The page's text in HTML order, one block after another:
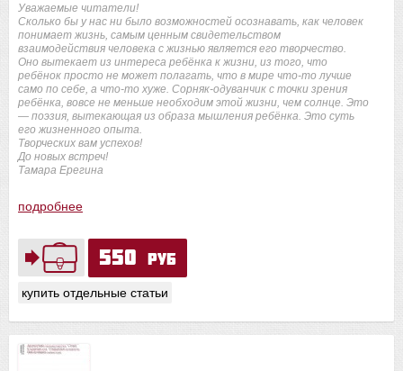
550 руб
купить отдельные статьи
Уважаемые читатели!
Сколько бы у нас ни было возможностей осознавать, как человек
понимает жизнь, самым ценным свидетельством
взаимодействия человека с жизнью является его творчество.
Оно вытекает из интереса ребёнка к жизни, из того, что
ребёнок просто не может полагать, что в мире что-то лучше
само по себе, а что-то хуже. Сорняк-одуванчик с точки зрения
ребёнка, вовсе не меньше необходим этой жизни, чем солнце. Это
— поэзия, вытекающая из образа мышления ребёнка. Это суть
его жизненного опыта.
Творческих вам успехов!
До новых встреч!
Тамара Ерегина
подробнее